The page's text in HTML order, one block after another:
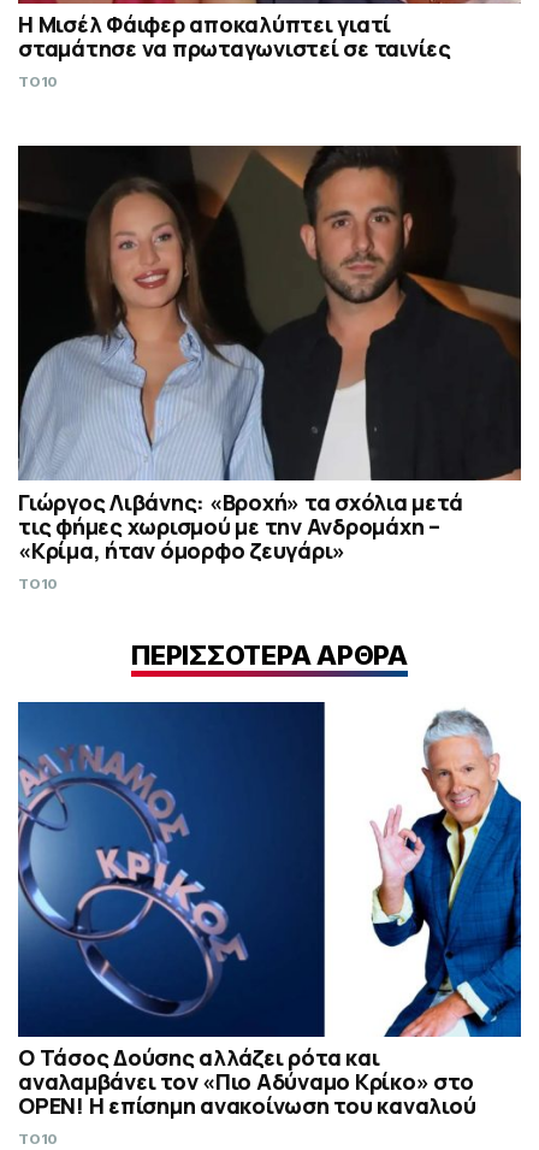
Η Μισέλ Φάιφερ αποκαλύπτει γιατί
σταμάτησε να πρωταγωνιστεί σε ταινίες
TO10
Γιώργος Λιβάνης: «Βροχή» τα σχόλια μετά
τις φήμες χωρισμού με την Ανδρομάχη –
«Κρίμα, ήταν όμορφο ζευγάρι»
TO10
ΠΕΡΙΣΣΟΤΕΡΑ ΑΡΘΡΑ
Ο Τάσος Δούσης αλλάζει ρότα και
αναλαμβάνει τον «Πιο Αδύναμο Κρίκο» στο
OPEN! Η επίσημη ανακοίνωση του καναλιού
TO10